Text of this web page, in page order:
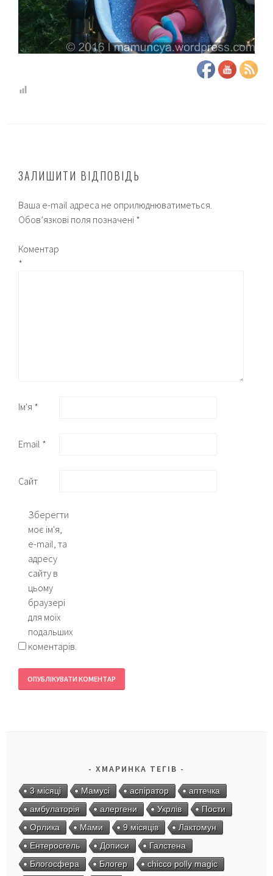
ЗАЛИШИТИ ВІДПОВІДЬ
Ваша e-mail адреса не оприлюднюватиметься.
Обов’язкові поля позначені *
Коментар
*
Ім'я *
Email *
Сайт
Зберегти
моє ім'я,
e-mail, та
адресу
сайту в
цьому
браузері
для моїх
подальших
коментарів.
ХМАРИНКА ТЕГІВ
3 місяці Мамусі аспіратор
аптечка
амбулаторія
алергени Укрлів
Пости
Орлика
Мами 9 місяців
Лактомун
Ентеросгель
Дописи
Галстена
Блогосфера
Блогер chicco polly magic